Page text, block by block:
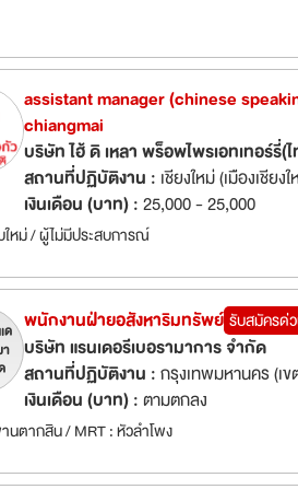
assistant manager (chinese
chiangmai
บริษัท ไฮ้ ดิ เหลา พร็อพไพรเอทเทอร์รี่(
สถานที่ปฏิบัติงาน : เชียงใหม่ (เมืองเชียง
เงินเดือน (บาท) :25,000 - 25,000
หม่ / ผู้ไม่มีประสบการณ์
ด พนักงานฝ่ายอสังหาริมทรัพย์ รับสมัครด่
บริษัท แรนเดอรีเบอรามาการ จำกัด
สถานที่ปฏิบัติงาน :กรุงเทพมหานคร (เข
เงินเดือน (บาท) :ตามตกลง
นตากสิน / MRT : หัวลำโพง